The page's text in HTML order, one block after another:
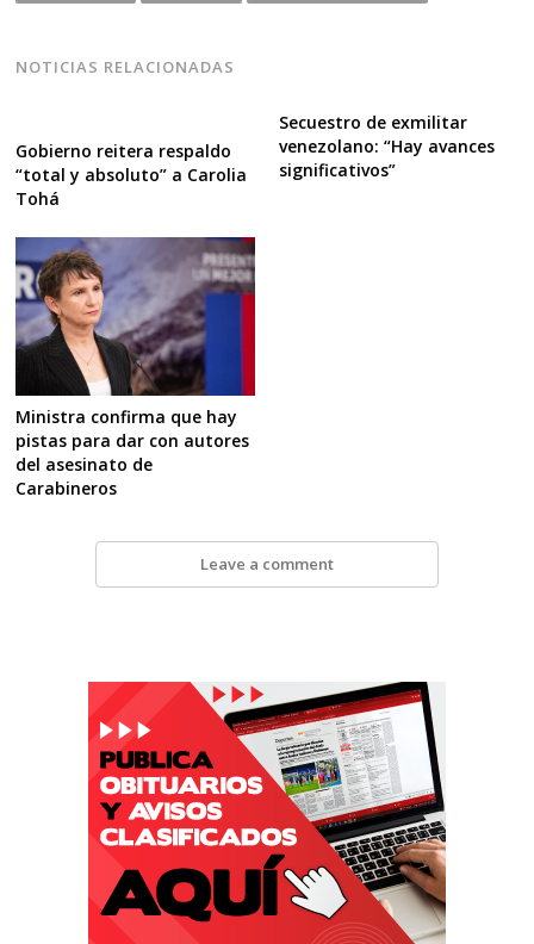
NOTICIAS RELACIONADAS
Gobierno reitera respaldo
“total y absoluto” a Carolia
Tohá
Secuestro de exmilitar
venezolano: “Hay avances
significativos”
Ministra confirma que hay
pistas para dar con autores
del asesinato de
Carabineros
Leave a comment